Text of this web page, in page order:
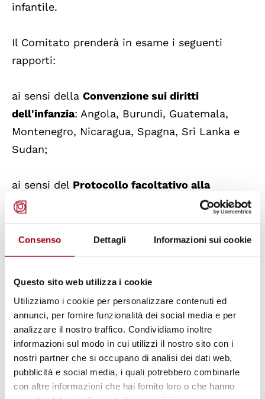
Consenso Dettagli Informazioni sui cookie
Questo sito web utilizza i cookie
Utilizziamo i cookie per personalizzare contenuti ed
annunci, per fornire funzionalità dei social media e per
analizzare il nostro traffico. Condividiamo inoltre
informazioni sul modo in cui utilizzi il nostro sito con i
nostri partner che si occupano di analisi dei dati web,
pubblicità e social media, i quali potrebbero combinarle
con altre informazioni che hai fornito loro o che hanno
infantile.
Il Comitato prenderà in esame i seguenti
rapporti:
ai sensi della Convenzione sui diritti
dell'infanzia: Angola, Burundi, Guatemala,
Montenegro, Nicaragua, Spagna, Sri Lanka e
Sudan;
ai sensi del Protocollo facoltativo alla
Convenzione sui diritti dell’infanzia
riguardante il coinvolgimento dei bambini nei
conflitti armati: Bosnia e Erzegovina,
Montenegro, Nicaragua, Sierra Leone, Sri
ai sensi del
Protocollo facoltativo alla
Convenzione sui diritti dell’infanzia
riguardante il traffico di bambini, la
prostituzione infantile e la pornografia
infantile : Bosnia e Erzegovina, Montenegro,